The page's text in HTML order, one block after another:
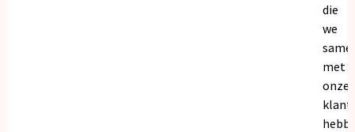
die
we
met
onze